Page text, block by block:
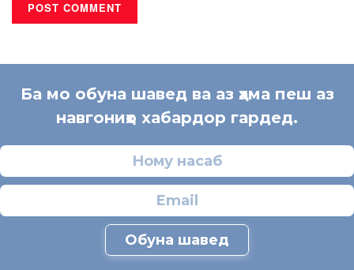
Ба мо обуна шавед ва аз ҳама пеш аз
навгониҳо хабардор гардед.
Обуна шавед